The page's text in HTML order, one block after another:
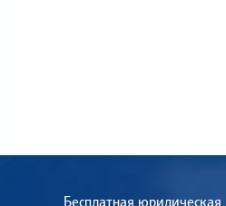
Бесплатная юридическая